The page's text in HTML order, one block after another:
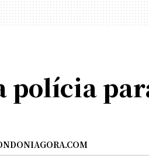
polícia